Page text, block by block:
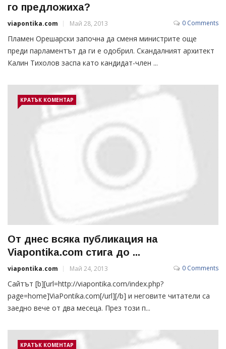
го предложиха?
viapontika.com Май 28, 2013 0 Comments
Пламен Орешарски започна да сменя министрите още
преди парламентът да ги е одобрил. Скандалният архитект
Калин Тихолов заспа като кандидат-член ...
КРАТЪК КОМЕНТАР
От днес всяка публикация на
Viapontika.com стига до ...
viapontika.com Май 24, 2013 0 Comments
Сайтът [b][url=http://viapontika.com/index.php?
page=home]ViaPontika.com[/url][/b] и неговите читатели са
заедно вече от два месеца. През този п...
КРАТЪК КОМЕНТАР